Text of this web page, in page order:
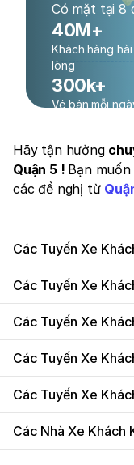
Có mặt tại 8
40M+
Khách hàng hài
lòng
300k+
Vé bán mỗi
Hãy tận hưởng
Quận 5 ! Bạn
các đề nghị từ
Các Tuyến Xe
Các Tuyến Xe
Các Tuyến Xe
Các Tuyến Xe
Các Tuyến Xe
Các Nhà Xe Khách